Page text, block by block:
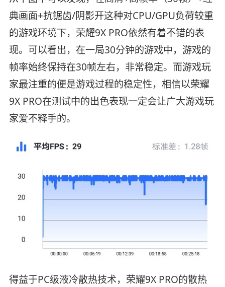
典画面+抗锯齿/阴影开这种对CPU/GPU负荷较重
的游戏环境下，荣耀9X PRO依然有着不错的表
现。可以看出，在一局30分钟的游戏中，游戏的
帧率始终保持在30帧左右，非常稳定。而游戏玩
家最注重的便是游戏过程的稳定性，相信以荣耀
9X PRO在测试中的出色表现一定会让广大游戏玩
家爱不释手的。
得益于PC级液冷散热技术，荣耀9X PRO的散热